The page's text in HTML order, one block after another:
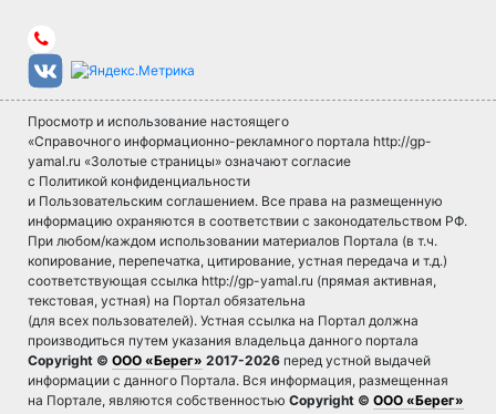
Просмотр и использование настоящего
«Справочного информационно-рекламного портала http://gp-
yamal.ru «Золотые страницы» означают согласие
с Политикой конфиденциальности
и Пользовательским соглашением. Все права на размещенную
информацию охраняются в соответствии с законодательством РФ.
При любом/каждом использовании материалов Портала (в т.ч.
копирование, перепечатка, цитирование, устная передача и т.д.)
соответствующая ссылка http://gp-yamal.ru (прямая активная,
текстовая, устная) на Портал обязательна
(для всех пользователей). Устная ссылка на Портал должна
производиться путем указания владельца данного портала
Copyright © ООО «Берег» 2017-2026 перед устной выдачей
информации с данного Портала. Вся информация, размещенная
на Портале, являются собственностью Copyright © ООО «Берег»